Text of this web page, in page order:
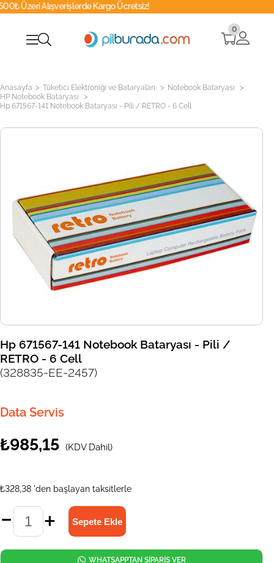
Kargo Ücretsiz!
0
Anasayfa > Tüketici Elektroniği ve Bataryaları > Notebook Bataryası >
HP Notebook Bataryası >
Hp 671567-141 Notebook Bataryası - Pili / RETRO - 6 Cell
Hp 671567-141 Notebook Bataryası - Pili /
RETRO - 6 Cell
(328835-EE-2457)
Data Servis
₺985,15 (KDV Dahil)
₺328,38 'den başlayan taksitlerle
WHATSAPPTAN SİPARİŞ VER